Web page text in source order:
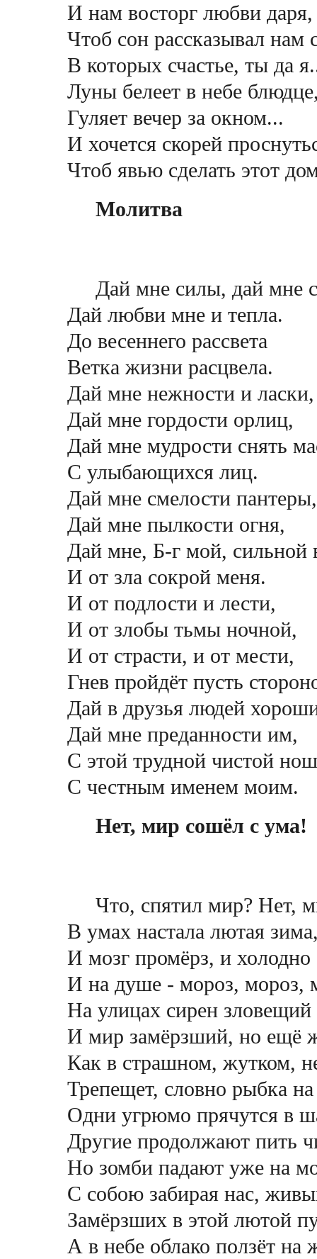
И нам восторг любви даря,
Чтоб сон рассказывал нам
В которых счастье, ты да
Луны белеет в небе
Гуляет вечер за окном...
И хочется скорей
Чтоб явью сделать этот
Молитва
Дай мне силы, дай мне
Дай любви мне и тепла.
До весеннего рассвета
Ветка жизни расцвела.
Дай мне нежности и
Дай мне гордости орлиц,
Дай мне мудрости снять
С улыбающихся лиц.
Дай мне смелости
Дай мне пылкости огня,
Дай мне, Б-г мой, сильной
И от зла сокрой меня.
И от подлости и лести,
И от злобы тьмы ночной,
И от страсти, и от мести,
Гнев пройдёт пусть
Дай в друзья людей
Дай мне преданности им,
С этой трудной чистой
С честным именем моим.
Нет, мир сошёл с ума!
Что, спятил мир? Нет,
В умах настала лютая
И мозг промёрз, и холодно
И на душе - мороз, мороз,
На улицах сирен зловещий
И мир замёрзший, но ещё
Как в страшном, жутком,
Трепещет, словно рыбка на
Одни угрюмо прячутся в
Другие продолжают пить
Но зомби падают уже на
С собою забирая нас,
Замёрзших в этой лютой
А в небе облако ползёт на